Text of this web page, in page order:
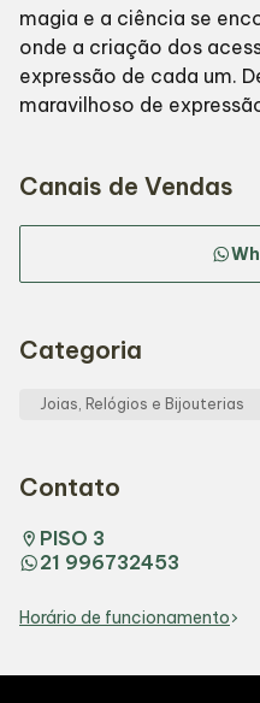
magia e a ciência se
onde a criação dos
expressão de cada um.
maravilhoso de
Canais de Vendas
Categoria
Joias, Relógios e Bijouterias
Contato
PISO 3
21 996732453
Horário de funcionamento